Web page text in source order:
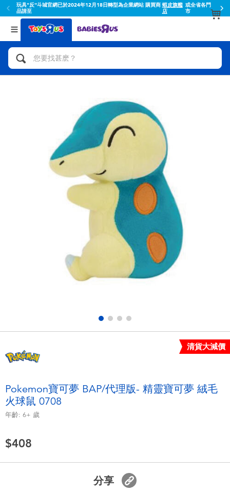
玩具"反"斗城官網已於2024年12月18日轉型為企業網站 購買商
品請至
蝦皮旗艦
店
或全省各門
市
返回
分類目錄
人氣英雄,角色扮演,射擊玩具
拼砌組合及樂高LEGO
玩具車,貨車,火車及遙控系列
手工藝,文具,蠟筆,泥膠,畫板
娃娃, 芭比,收藏公仔
遊戲及拼圖系列
派對用品
毛毛公仔玩具
返回
品牌
Toy Story玩具總動員
Fuggler
Miniso名創優品
Barbie芭比
NERF熱火 清貨大減價
Pokemon寶可夢 BAP/代理版- 精靈寶可夢 絨毛
火球鼠 0708
年齡: 6+ 歲
$408
分享